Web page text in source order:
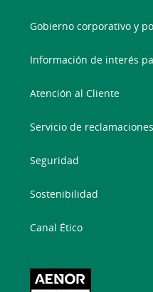
Gobierno corporativo y
Información de interés
Atención al Cliente
Servicio de reclamaciones
Seguridad
Sostenibilidad
Canal Ético